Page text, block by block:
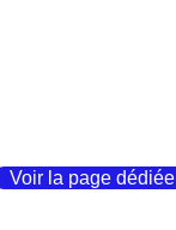
Voir la page dédiée